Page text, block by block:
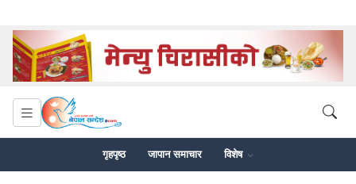
गृहपृष्ठ जापान समाचार विशेष